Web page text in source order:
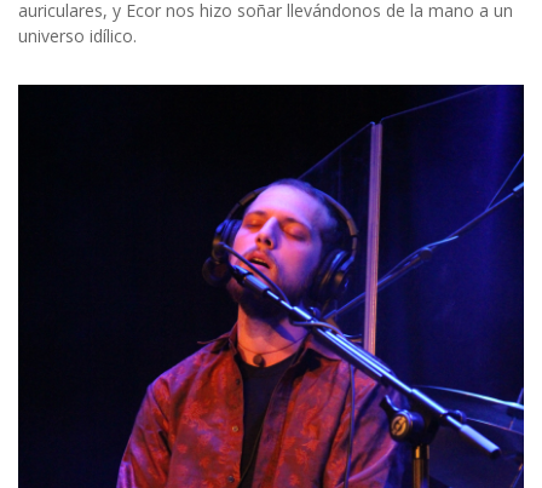
auriculares, y Ecor nos hizo soñar llevándonos de la mano a un
universo idílico.